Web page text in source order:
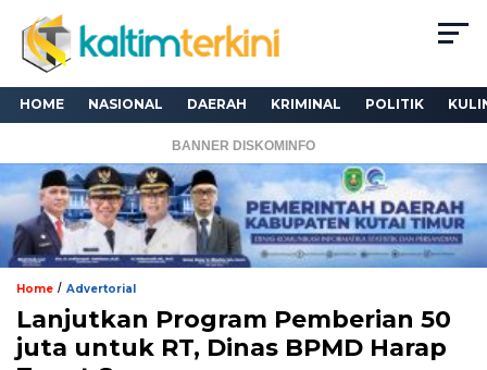
HOME NASIONAL DAERAH KRIMINAL POLITIK
BANNER DISKOMINFO
Home / Advertorial
Lanjutkan Program Pemberian 50
juta untuk RT, Dinas BPMD Harap